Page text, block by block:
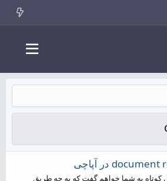
کوتاه به شما خواهم گفت که به چه طریق